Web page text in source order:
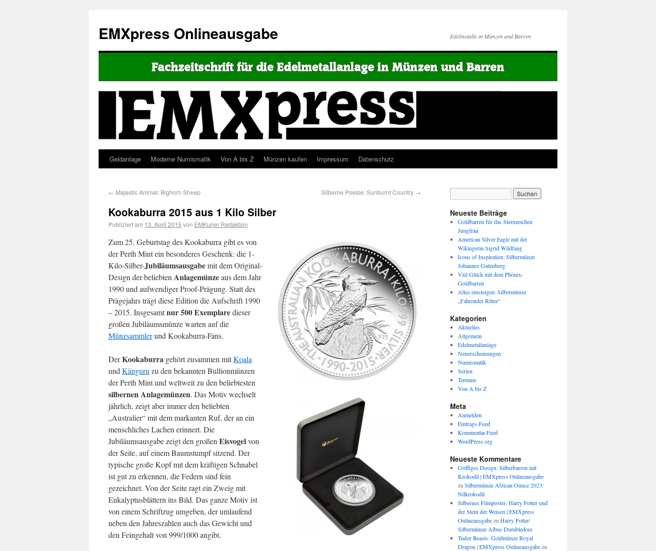
EMXpress Onlineausgabe Edelmetalle in Münzen und Barren
Geldanlage Moderne Numismatik Von A bis Z Münzen kaufen Impressum Datenschutz
← Majestic Animal: Bighorn Sheep Silberne Poesie: Sunburnt Country →
Kookaburra 2015 aus 1 Kilo Silber
Publiziert am 13. April 2015 von EMKurier Redaktion
Zum 25. Geburtstag des Kookaburra gibt es von
der Perth Mint ein besonderes Geschenk: die 1-
Kilo-Silber-Jubiläumsausgabemit dem Original-
Design der beliebten Anlagemünzeaus dem Jahr
1990 und aufwendiger Proof-Prägung. Statt des
Prägejahrs trägt diese Edition die Aufschrift 1990
– 2015. Insgesamtnur 500 Exemplaredieser
großen Jubiläumsmünze warten auf die
Münzsammlerund Kookaburra-Fans.
DerKookaburra gehört zusammen mitKoala
und Känguru zu den bekannten Bullionmünzen
der Perth Mint und weltweit zu den beliebtesten
silbernen Anlagemünzen. Das Motiv wechselt
jährlich, zeigt aber immer den beliebten
„Australier“ mit dem markanten Ruf, der an ein
menschliches Lachen erinnert. Die
Jubiläumsausgabe zeigt den großen Eisvogelvon
der Seite, auf einem Baumstumpf sitzend. Der
typische große Kopf mit dem kräftigen Schnabel
ist gut zu erkennen, die Federn sind fein
gezeichnet. Von der Seite ragt ein Zweig mit
Eukalyptusblättern ins Bild. Das ganze Motiv ist
von einem Schriftzug umgeben, der umlaufend
neben den Jahreszahlen auch das Gewicht und
den Feingehalt von 999/1000 angibt.
Neueste Beiträge
Goldbarren für das Sternzeichen
Jungfrau
American Silver Eagle mit der
Wikingerin Sigrid Wildfang
Icons of Inspiration: Silbermünze
Johannes Gutenberg
Viel Glück mit dem Phönix-
Goldbarren
Alles einsteigen: Silbermünze
„Fahrender Ritter“
Kategorien
Aktuelles
Allgemein
Edelmetallanlage
Neuerscheinungen
Numismatik
Serien
Termine
Von A bis Z
Meta
Anmelden
Eintrags-Feed
Kommentar-Feed
WordPress.org
Neueste Kommentare
Griffiges Design: Silberbarren mit
Krokodil | EMXpress Onlineausgabe
zu Silbermünze African Ounce 2023:
Nilkrokodil
Silbernes Filmposter: Harry Potter und
der Stein der Weisen | EMXpress
Onlineausgabezu Harry Potter:
Silbermünze Albus Dumbledore
Tudor Beasts: Goldmünze Royal
Dragon | EMXpress Onlineausgabezu